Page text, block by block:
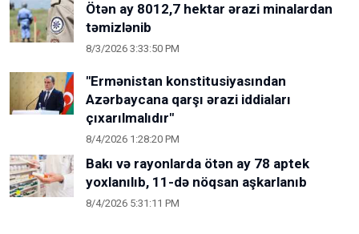
Ötən ay 8012,7 hektar ərazi minalardan
təmizlənib
8/3/2026 3:33:50 PM
"Ermənistan konstitusiyasından
Azərbaycana qarşı ərazi iddiaları
çıxarılmalıdır"
8/4/2026 1:28:20 PM
Bakı və rayonlarda ötən ay 78 aptek
yoxlanılıb, 11-də nöqsan aşkarlanıb
8/4/2026 5:31:11 PM